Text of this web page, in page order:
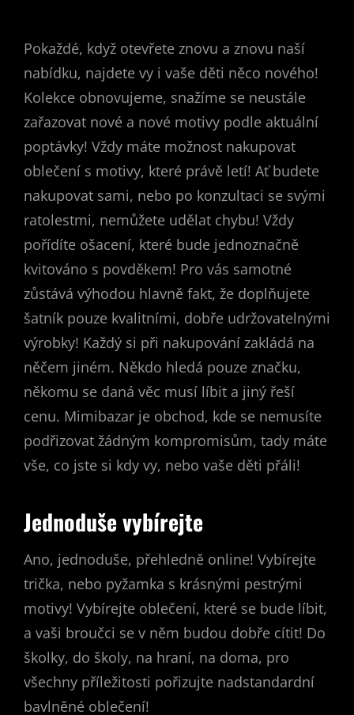
Pokaždé, když otevřete znovu a znovu naší
nabídku, najdete vy i vaše děti něco nového!
Kolekce obnovujeme, snažíme se neustále
zařazovat nové a nové motivy podle aktuální
poptávky! Vždy máte možnost nakupovat
oblečení s motivy, které právě letí! Ať budete
nakupovat sami, nebo po konzultaci se svými
ratolestmi, nemůžete udělat chybu! Vždy
pořídíte ošacení, které bude jednoznačně
kvitováno s povděkem! Pro vás samotné
zůstává výhodou hlavně fakt, že doplňujete
šatník pouze kvalitními, dobře udržovatelnými
výrobky! Každý si při nakupování zakládá na
něčem jiném. Někdo hledá pouze značku,
někomu se daná věc musí líbit a jiný řeší
cenu. Mimibazar je obchod, kde se nemusíte
podřizovat žádným kompromisům, tady máte
vše, co jste si kdy vy, nebo vaše děti přáli!
Jednoduše vybírejte
Ano, jednoduše, přehledně online! Vybírejte
trička, nebo pyžamka s krásnými pestrými
motivy! Vybírejte oblečení, které se bude líbit,
a vaši broučci se v něm budou dobře cítit! Do
školky, do školy, na hraní, na doma, pro
všechny příležitosti pořizujte nadstandardní
bavlněné oblečení!